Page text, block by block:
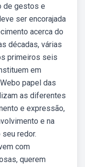
de gestos e
ser encorajada
acerca do
décadas, várias
primeiros seis
em
papel das
as diferentes
e expressão,
e na
redor.
com
querem